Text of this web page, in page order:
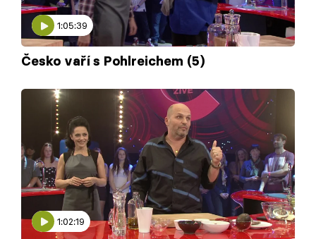
1:05:39
Česko vaří s Pohlreichem (5)
1:02:19